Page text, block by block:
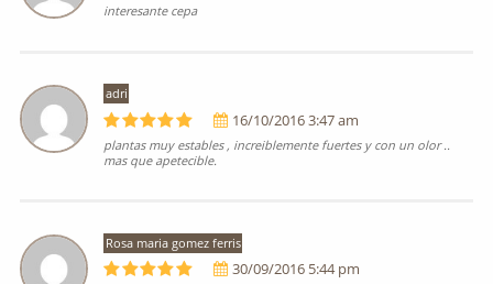
interesante cepa
adri
16/10/2016 3:47 am
plantas muy estables , increiblemente fuertes y con un olor ..
mas que apetecible.
Rosa maria gomez ferris
30/09/2016 5:44 pm